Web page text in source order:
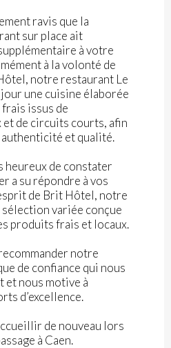
ravis que la
sur place ait
à votre
à la volonté de
notre restaurant Le
une cuisine élaborée
issus de
de circuits courts, afin
et qualité.
heureux de constater
a su répondre à vos
de Brit Hôtel, notre
variée conçue
produits frais et locaux.
notre
de confiance qui nous
et nous motive à
d’excellence.
de nouveau lors
à Caen.